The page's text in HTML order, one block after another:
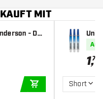
MIT
- Dar
IN DEN
rt
Auf
1,75
Short